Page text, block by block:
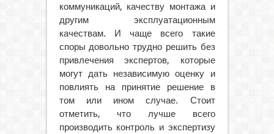
коммуникаций, качеству монтажа и
другим эксплуатационным
качествам. И чаще всего такие
споры довольно трудно решить без
привлечения экспертов, которые
могут дать независимую оценку и
повлиять на принятие решение в
том или ином случае. Стоит
отметить, что лучше всего
производить контроль и экспертизу